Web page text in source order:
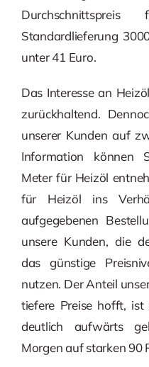
Standardlieferung
unter 41 Euro.
Das Interesse an
zurückhaltend.
unserer Kunden auf
Information können
Meter für Heizöl
für Heizöl ins
aufgegebenen
unsere Kunden, die
das günstige
nutzen. Der Anteil
tiefere Preise hofft, ist
deutlich aufwärts
Morgen auf starken 90